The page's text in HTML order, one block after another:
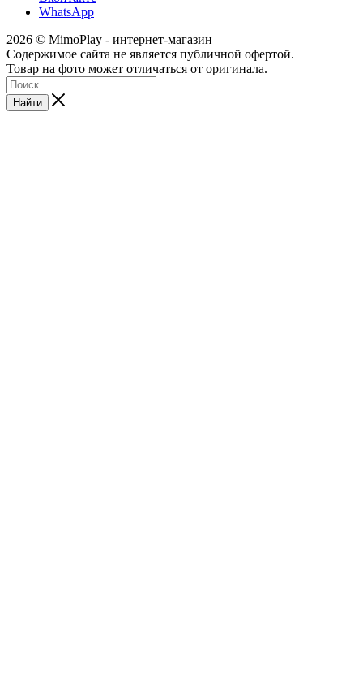
WhatsApp
2026 © MimoPlay - интернет-магазин
Содержимое сайта не является публичной офертой.
Товар на фото может отличаться от оригинала.
Найти